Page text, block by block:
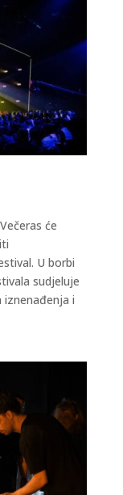
će
U borbi
sudjeluje
iznenađenja i